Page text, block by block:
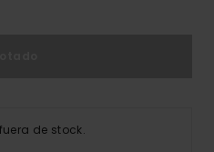
de stock.